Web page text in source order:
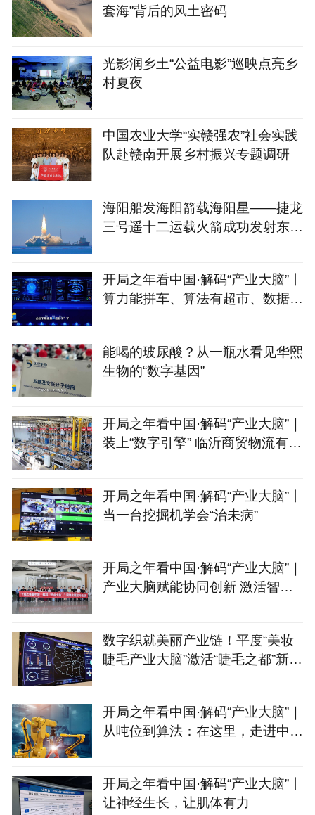
套海”背后的风土密码
光影润乡土“公益电影”巡映点亮乡
村夏夜
中国农业大学“实赣强农”社会实践
队赴赣南开展乡村振兴专题调研
海阳船发海阳箭载海阳星——捷龙
三号遥十二运载火箭成功发射东方
开局之年看中国·解码“产业大脑”丨
算力能拼车、算法有超市、数据不
能喝的玻尿酸？从一瓶水看见华熙
生物的“数字基因”
开局之年看中国·解码“产业大脑”｜
装上“数字引擎” 临沂商贸物流有
开局之年看中国·解码“产业大脑”丨
当一台挖掘机学会“治未病”
开局之年看中国·解码“产业大脑”｜
产业大脑赋能协同创新 激活智能
数字织就美丽产业链！平度“美妆
睫毛产业大脑”激活“睫毛之都”新动
开局之年看中国·解码“产业大脑”｜
从吨位到算法：在这里，走进中国
开局之年看中国·解码“产业大脑”丨
让神经生长，让肌体有力